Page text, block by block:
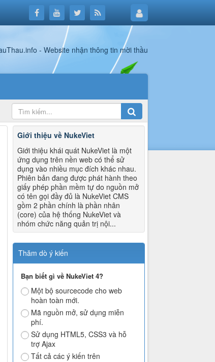
Giới thiệu về NukeViet
Giới thiệu khái quát NukeViet là một
ứng dụng trên nền web có thể sử
dụng vào nhiều mục đích khác nhau.
Phiên bản đang được phát hành theo
giấy phép phần mềm tự do nguồn mở
có tên gọi đầy đủ là NukeViet CMS
gồm 2 phần chính là phần nhân
(core) của hệ thống NukeViet và
nhóm chức năng quản trị nội...
Thăm dò ý kiến
Bạn biết gì về NukeViet 4?
Một bộ sourcecode cho web
hoàn toàn mới.
Mã nguồn mở, sử dụng miễn
phí.
Sử dụng HTML5, CSS3 và hỗ
trợ Ajax
Tất cả các ý kiến trên